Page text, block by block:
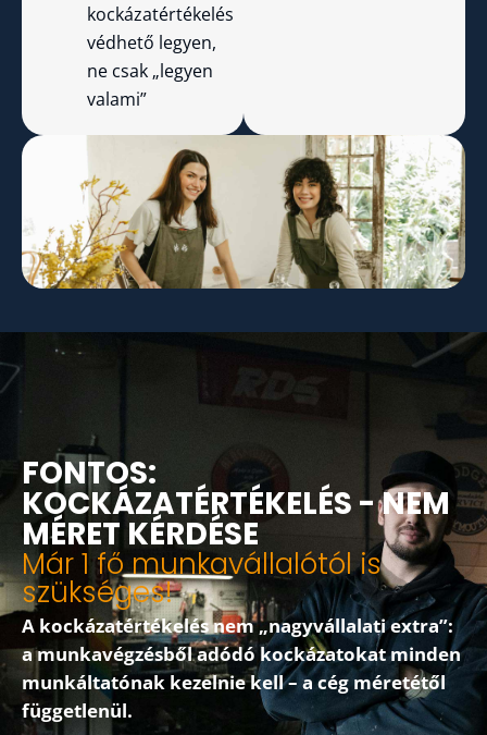
kockázatértékelés
védhető legyen,
ne csak „legyen
valami”
FONTOS:
KOCKÁZATÉRTÉKELÉS - NEM
MÉRET KÉRDÉSE
Már 1 fő munkavállalótól is
szükséges!
A kockázatértékelés nem „nagyvállalati extra”:
a munkavégzésből adódó kockázatokat minden
munkáltatónak kezelnie kell – a cég méretétől
függetlenül.